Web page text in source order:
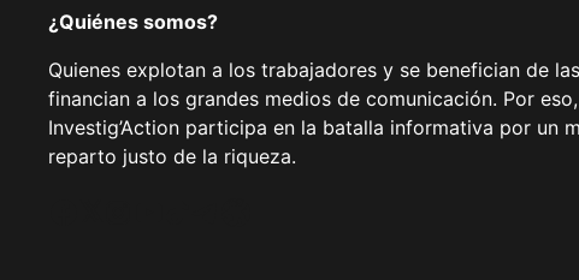
¿Quiénes somos?
Quienes explotan a los trabajadores y se benefician de
financian a los grandes medios de comunicación. Por
Investig’Action participa en la batalla informativa por un
reparto justo de la riqueza.